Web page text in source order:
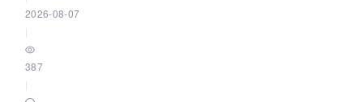
2026-08-07
387